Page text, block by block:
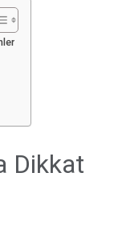
Dikkat